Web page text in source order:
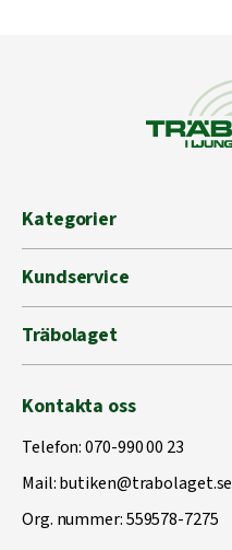
Kategorier
Kundservice
Träbolaget
Kontakta oss
Telefon:070-990 00 23
Mail:butiken@trabolaget.se
Org. nummer: 559578-7275